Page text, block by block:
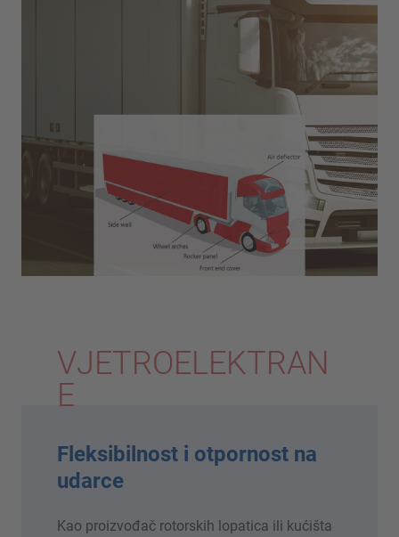
VJETROELEKTRAN
E
Fleksibilnost i otpornost na
udarce
Kao proizvođač rotorskih lopatica ili kućišta